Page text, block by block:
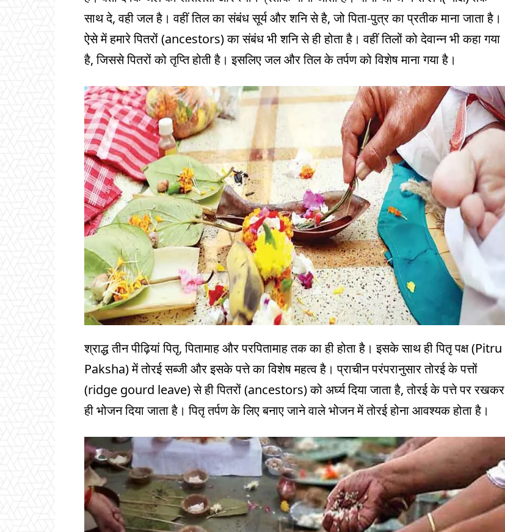
साथ दे, वही जल है। वहीं तिल का संबंध सूर्य और शनि से है, जो पिता-पुत्र का प्रतीक माना जाता है।
ऐसे में हमारे पितरों (ancestors) का संबंध भी शनि से ही होता है। वहीं तिलों को देवान्न भी कहा गया
है, जिससे पितरों को तृप्ति होती है। इसलिए जल और तिल के तर्पण को विशेष माना गया है।
श्राद्ध तीन पीढ़ियां पितृ, पितामाह और परपितामाह तक का ही होता है। इसके साथ ही पितृ पक्ष (Pitru
Paksha) में तोरई सब्जी और इसके पत्ते का विशेष महत्व है। प्राचीन परंपरानुसार तोरई के पत्तों
(ridge gourd leave) से ही पितरों (ancestors) को अर्घ्य दिया जाता है, तोरई के पत्ते पर रखकर
ही भोजन दिया जाता है। पितृ तर्पण के लिए बनाए जाने वाले भोजन में तोरई होना आवश्यक होता है।